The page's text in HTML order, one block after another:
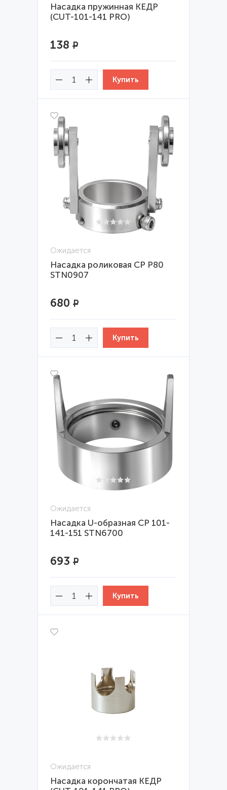
Насадка пружинная КЕДР
(CUT-101-141 PRO)
138 Р
Ожидается
Насадка роликовая CP P80
STN0907
680 Р
Ожидается
Насадка U-образная CP 101-
141-151 STN6700
693 Р
Ожидается
Насадка корончатая КЕДР